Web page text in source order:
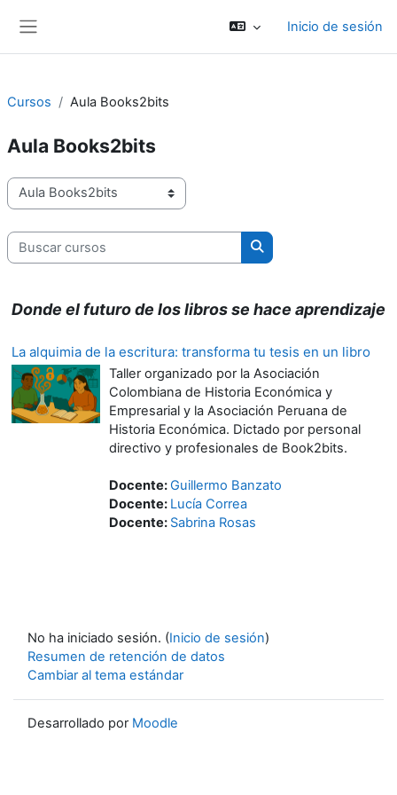
Inicio de sesión
Cursos Aula Books2bits
Aula Books2bits
Categorías del curso
Buscar cursos
Buscar cursos
Donde el futuro de los libros se hace aprendizaje
La alquimia de la escritura: transforma tu tesis en un libro
Taller organizado por la Asociación
Colombiana de Historia Económica y
Empresarial y la Asociación Peruana de
Historia Económica. Dictado por personal
directivo y profesionales de Book2bits.
Docente:Guillermo Banzato
Docente: Lucía Correa
Docente: Sabrina Rosas
No ha iniciado sesión. (Inicio de sesión)
Resumen de retención de datos
Cambiar al tema estándar
Desarrollado por Moodle